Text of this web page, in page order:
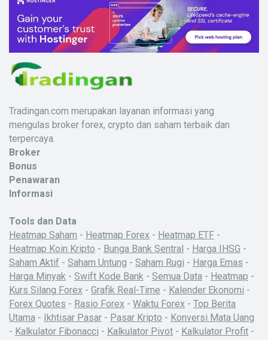
Tradingan.com merupakan layanan informasi yang
mengulas broker forex, crypto dan saham terbaik dan
terpercaya.
Broker
Bonus
Penawaran
Informasi
Tools dan Data
Heatmap Saham - Heatmap Forex - Heatmap ETF -
Heatmap Koin Kripto - Bunga Bank Sentral - Harga IHSG -
Saham Aktif - Saham Untung - Saham Rugi - Harga Emas -
Harga Minyak - Swift Kode Bank - Semua Data - Heatmap -
Kurs Silang Forex - Grafik Real-Time - Kalender Ekonomi -
Forex Quotes - Rasio Forex - Waktu Forex - Top Berita
Utama - Ikhtisar Pasar - Pasar Kripto - Konversi Mata Uang
- Kalkulator Fibonacci - Kalkulator Pivot - Kalkulator Profit -